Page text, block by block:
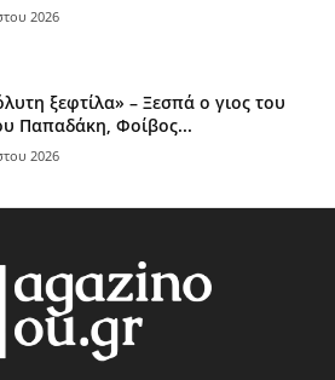
2026
ξεφτίλα» – Ξεσπά ο γιος του
Παπαδάκη, Φοίβος...
2026